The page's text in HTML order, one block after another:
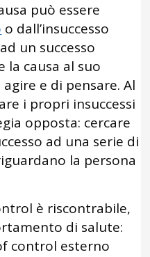
può essere
o dall’insuccesso
un successo
la causa al suo
e di pensare. Al
i propri insuccessi
opposta: cercare
ad una serie di
la persona
è riscontrabile,
di salute:
control esterno